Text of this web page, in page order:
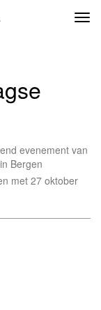
evenement van
Bergen
met 27 oktober